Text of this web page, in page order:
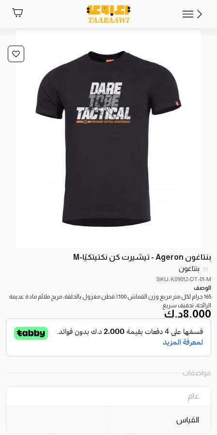
بنتاغون Ageron - تيشيرت كن نكتيتكيًا-M
بنتاغون
SKU: K09012-DT-01-M
الوصف
165 جرام لكل متر مربع وزن القماش 100٪ قطن مغزول بالحلقة، مريح ملائم مادة عديمة
الرائحة، تجفيف سريع
8.000د.ك
مواصفات
عام
القياس